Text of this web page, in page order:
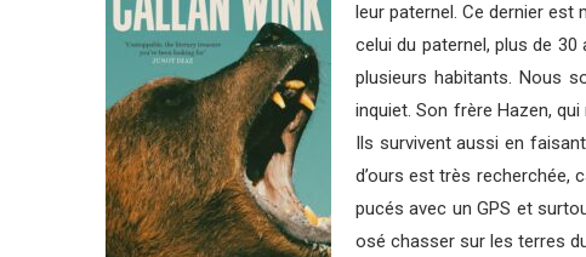
leur paternel. Ce dernier est
celui du paternel, plus de
plusieurs habitants. Nous
inquiet. Son frère Hazen,
Ils survivent aussi en
d’ours est très recherchée,
pucés avec un GPS et
osé chasser sur les terres